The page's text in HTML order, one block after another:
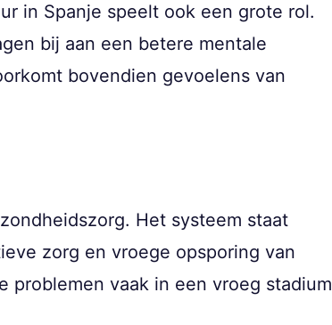
in Spanje speelt ook een grote rol.
bij aan een betere mentale
bovendien gevoelens van
Het systeem staat
zorg en vroege opsporing van
problemen vaak in een vroeg stadium